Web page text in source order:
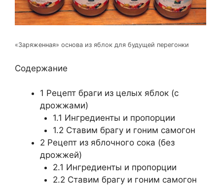
«Заряженная» основа из яблок для будущей перегонки
Содержание
1 Рецепт браги из целых яблок (с
дрожжами)
1.1 Ингредиенты и пропорции
1.2 Ставим брагу и гоним самогон
2 Рецепт из яблочного сока (без
дрожжей)
2.1 Ингредиенты и пропорции
2.2 Ставим брагу и гоним самогон